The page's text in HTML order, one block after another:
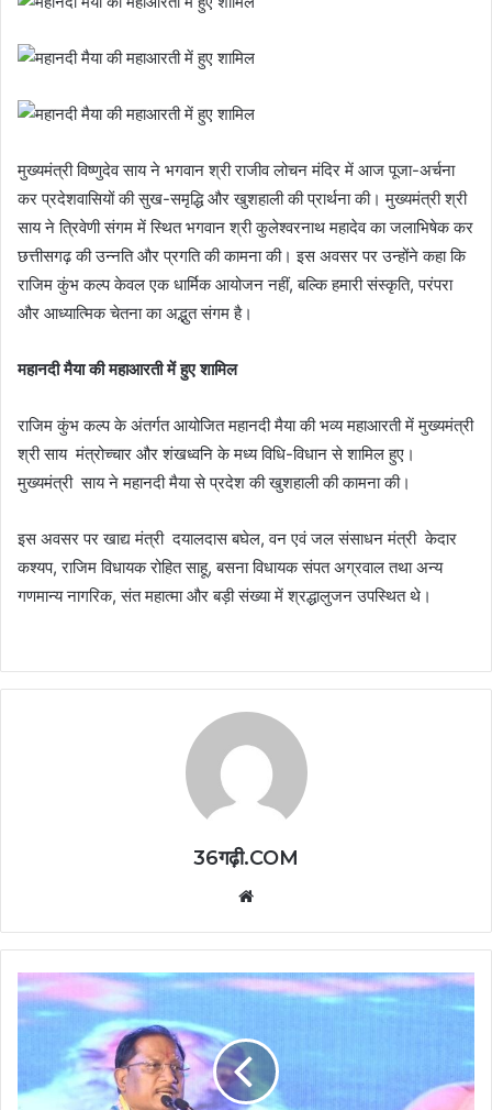
मुख्यमंत्री विष्णुदेव साय ने भगवान श्री राजीव लोचन मंदिर में आज पूजा-अर्चना
कर प्रदेशवासियों की सुख-समृद्धि और खुशहाली की प्रार्थना की। मुख्यमंत्री श्री
साय ने त्रिवेणी संगम में स्थित भगवान श्री कुलेश्वरनाथ महादेव का जलाभिषेक कर
छत्तीसगढ़ की उन्नति और प्रगति की कामना की। इस अवसर पर उन्होंने कहा कि
राजिम कुंभ कल्प केवल एक धार्मिक आयोजन नहीं, बल्कि हमारी संस्कृति, परंपरा
और आध्यात्मिक चेतना का अद्भुत संगम है।
महानदी मैया की महाआरती में हुए शामिल
राजिम कुंभ कल्प के अंतर्गत आयोजित महानदी मैया की भव्य महाआरती में मुख्यमंत्री
श्री साय मंत्रोच्चार और शंखध्वनि के मध्य विधि-विधान से शामिल हुए।
मुख्यमंत्री साय ने महानदी मैया से प्रदेश की खुशहाली की कामना की।
इस अवसर पर खाद्य मंत्री दयालदास बघेल, वन एवं जल संसाधन मंत्री केदार
कश्यप, राजिम विधायक रोहित साहू, बसना विधायक संपत अग्रवाल तथा अन्य
गणमान्य नागरिक, संत महात्मा और बड़ी संख्या में श्रद्धालुजन उपस्थित थे।
36गढ़ी.COM